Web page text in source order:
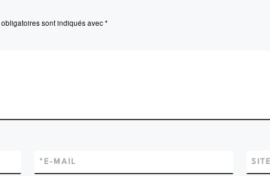
obligatoires sont indiqués avec*
E-MAIL
*